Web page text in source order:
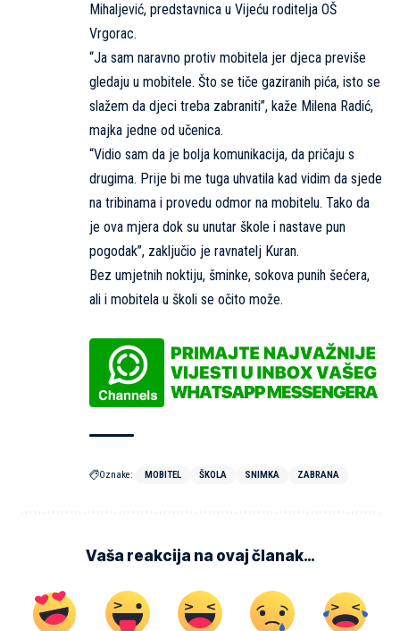
Mihaljević, predstavnica u Vijeću roditelja OŠ
Vrgorac.
“Ja sam naravno protiv mobitela jer djeca previše
gledaju u mobitele. Što se tiče gaziranih pića, isto se
slažem da djeci treba zabraniti”, kaže Milena Radić,
majka jedne od učenica.
“Vidio sam da je bolja komunikacija, da pričaju s
drugima. Prije bi me tuga uhvatila kad vidim da sjede
na tribinama i provedu odmor na mobitelu. Tako da
je ova mjera dok su unutar škole i nastave pun
pogodak”, zaključio je ravnatelj Kuran.
Bez umjetnih noktiju, šminke, sokova punih šećera,
ali i mobitela u školi se očito može.
Oznake: MOBITEL ŠKOLA SNIMKA ZABRANA
Vaša reakcija na ovaj članak…